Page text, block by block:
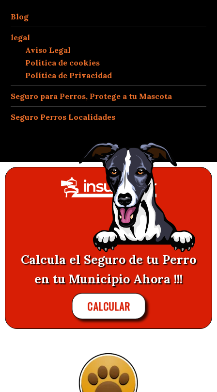
Blog
legal
Aviso Legal
Política de cookies
Política de Privacidad
Seguro para Perros, Protege a tu Mascota
Seguro Perros Localidades
Calcula el Seguro de tu Perro
en tu Municipio Ahora !!!
CALCULAR